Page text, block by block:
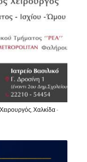
Χαλκίδα -